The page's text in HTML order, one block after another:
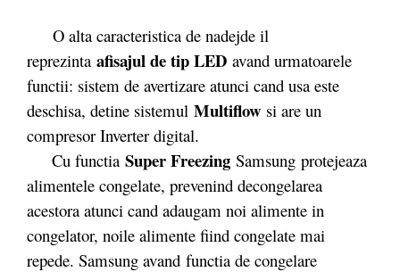
O alta caracteristica de nadejde il
reprezinta afisajul de tip LED avand urmatoarele
functii: sistem de avertizare atunci cand usa este
deschisa, detine sistemul Multiflow si are un
compresor Inverter digital.
Cu functia Super Freezing Samsung protejeaza
alimentele congelate, prevenind decongelarea
acestora atunci cand adaugam noi alimente in
congelator, noile alimente fiind congelate mai
repede. Samsung avand functia de congelare